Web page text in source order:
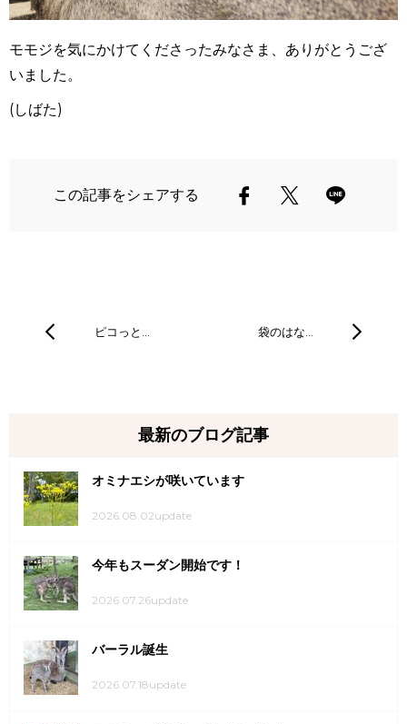
モモジを気にかけてくださったみなさま、ありがとうござ
いました。
(しばた)
この記事をシェアする
ピコっと… 袋のはな…
最新のブログ記事
オミナエシが咲いています
2026.08.02update
今年もスーダン開始です！
2026.07.26update
バーラル誕生
2026.07.18update